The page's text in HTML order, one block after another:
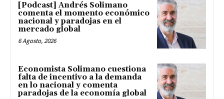
[Podcast] Andrés Solimano
comenta el momento económico
nacional y paradojas en el
mercado global
6 Agosto, 2026
Economista Solimano cuestiona
falta de incentivo a la demanda
en lo nacional y comenta
paradojas de la economía global